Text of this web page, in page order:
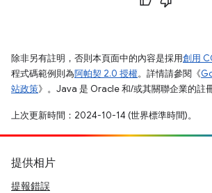
除非另有註明，否則本頁面中的內容是採用創用
程式碼範例則為阿帕契 2.0 授權。詳情請參閱《
站政策》。Java 是 Oracle 和/或其關聯企業的註冊
上次更新時間：2024-10-14 (世界標準時間)。
提供相片
提報錯誤